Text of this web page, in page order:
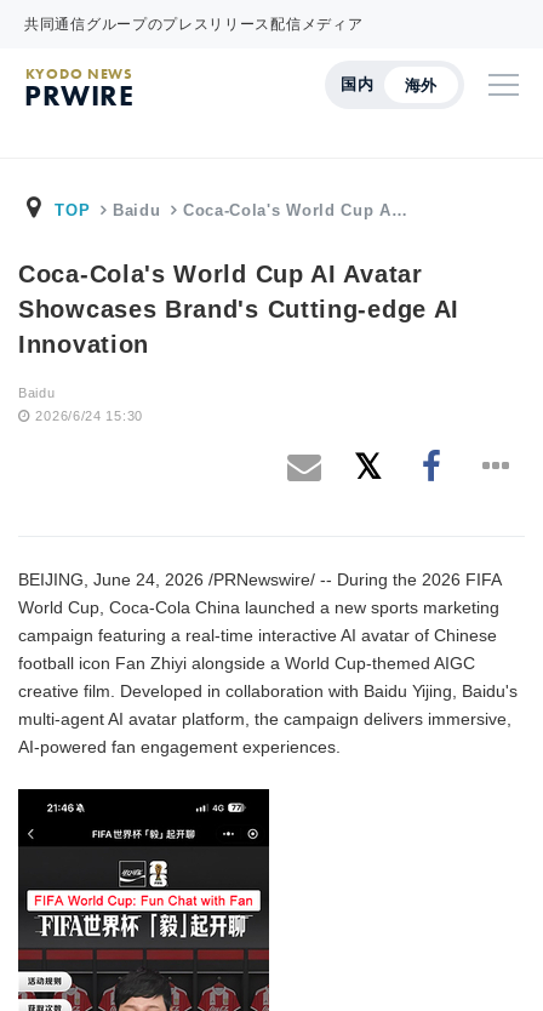
共同通信グループのプレスリリース配信メディア
国内 海外
KYODO NEWS
PRWIRE
TOP Baidu Coca-Cola's World Cup A…
Coca-Cola's World Cup AI Avatar
Showcases Brand's Cutting-edge AI
Innovation
Baidu
2026/6/24 15:30
BEIJING, June 24, 2026 /PRNewswire/ -- During the 2026 FIFA
World Cup, Coca-Cola China launched a new sports marketing
campaign featuring a real-time interactive AI avatar of Chinese
football icon Fan Zhiyi alongside a World Cup-themed AIGC
creative film. Developed in collaboration with Baidu Yijing, Baidu's
multi-agent AI avatar platform, the campaign delivers immersive,
AI-powered fan engagement experiences.